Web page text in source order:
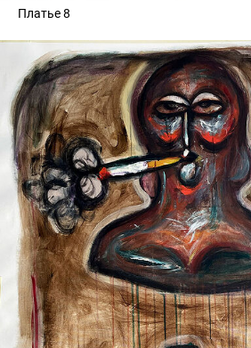
Платье 8